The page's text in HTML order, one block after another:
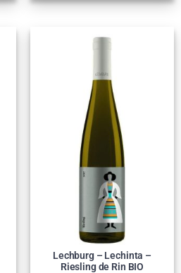
Lechburg – Lechinta –
Riesling de Rin BIO